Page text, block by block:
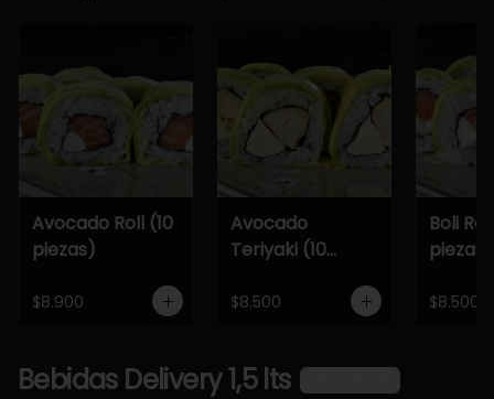
Avocado Roll (10
piezas)
$8.900
Avocado
Teriyaki (10
$8.500
Boli
piezas)
$8.500
Bebidas Delivery 1,5 lts